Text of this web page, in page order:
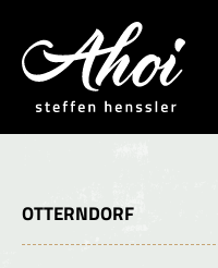
OTTERNDORF